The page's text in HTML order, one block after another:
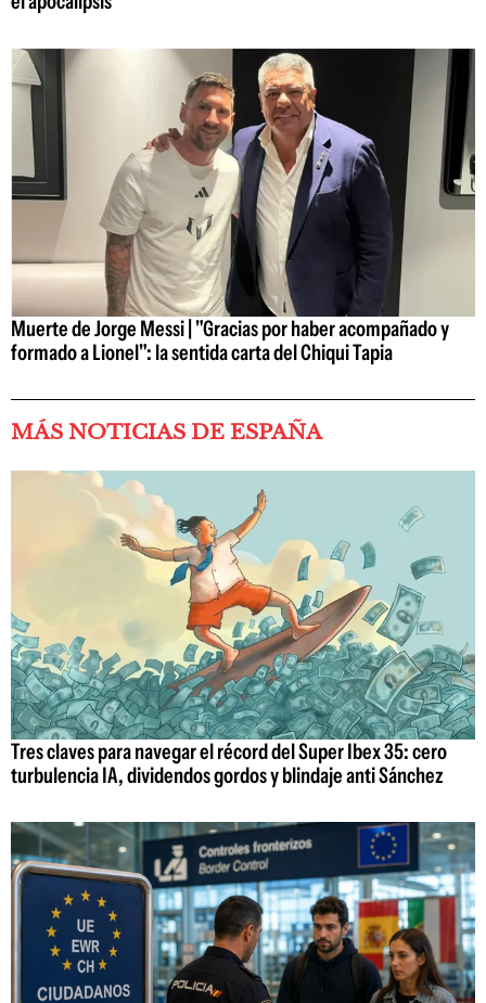
Muerte de Jorge Messi | "Gracias por haber acompañado y
formado a Lionel": la sentida carta del Chiqui Tapia
MÁS NOTICIAS DE ESPAÑA
Tres claves para navegar el récord del Super Ibex 35: cero
turbulencia IA, dividendos gordos y blindaje anti Sánchez